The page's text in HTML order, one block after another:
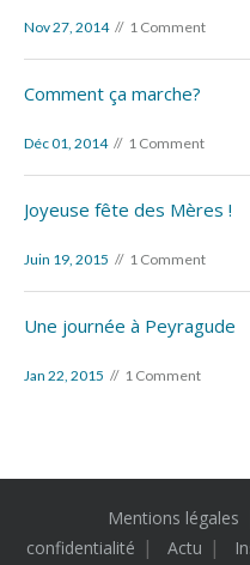
Nov 27, 2014 1 Comment
Comment ça marche?
Déc 01, 2014 1 Comment
Joyeuse fête des Mères !
Juin 19, 2015 1 Comment
Une journée à Peyragude
Jan 22, 2015 1 Comment
Mentions légales
confidentialité
Actu